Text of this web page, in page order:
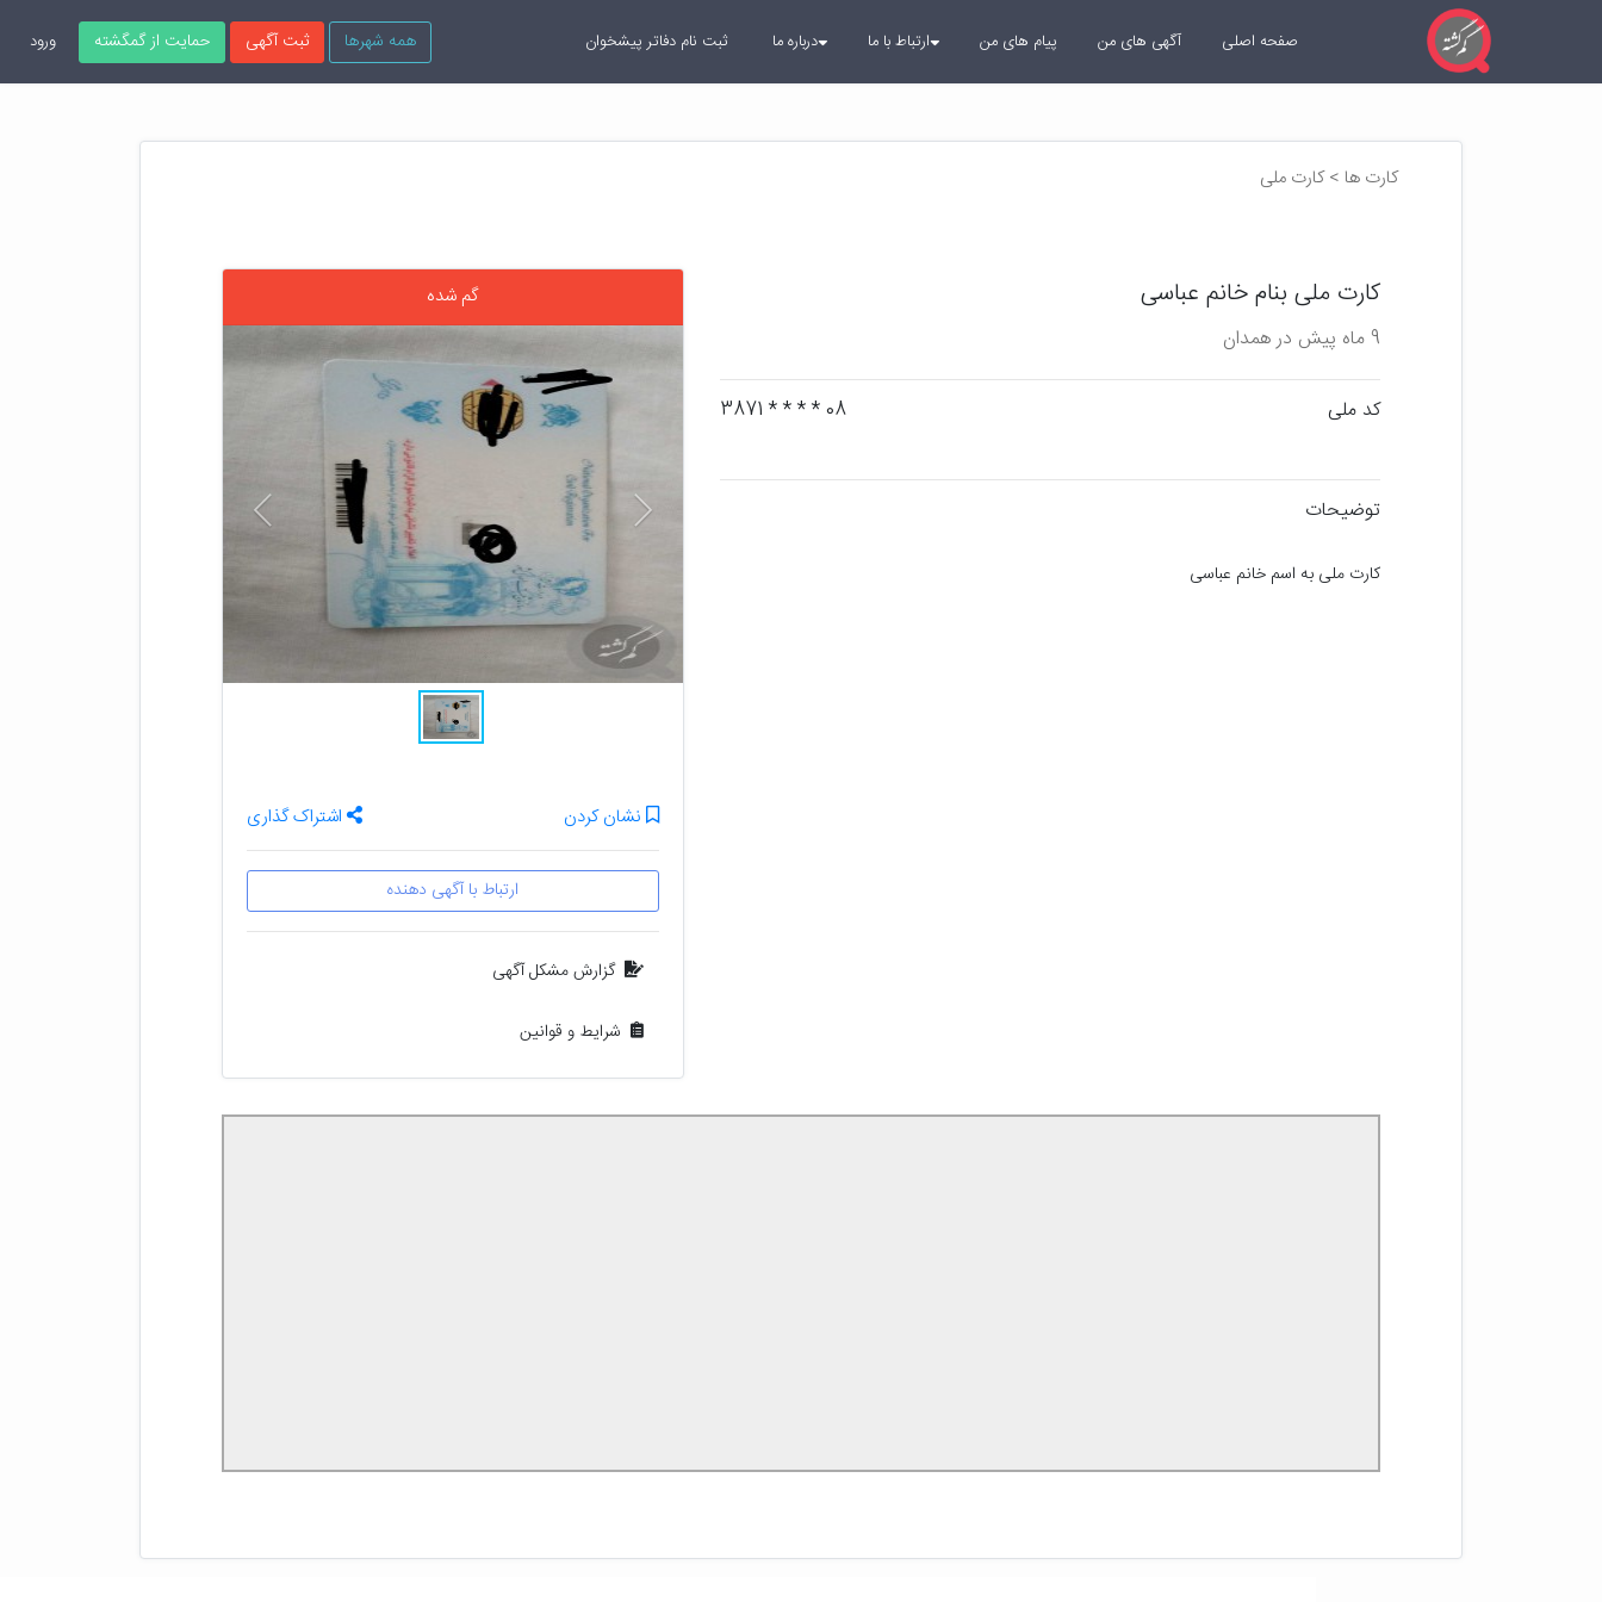
همه شهرها ثبت آگهی حمایت از گمگشته ورود صفحه اصلی آگهی های من پیام های من ارتباط با ما درباره ما ثبت نام دفاتر پیشخوان
کارت ها > کارت ملی
کارت ملی بنام خانم عباسی
9 ماه پیش در همدان
کد ملی 08 * * * * 3871
توضیحات
کارت ملی به اسم خانم عباسی
گم شده
بعدی
نشان کردن اشتراک گذاری
ارتباط با آگهی دهنده
گزارش مشکل آگهی
شرایط و قوانین